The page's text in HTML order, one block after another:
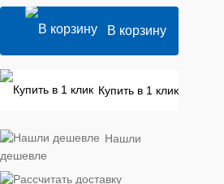
В корзину
Купить в 1 клик
Нашли
дешевле